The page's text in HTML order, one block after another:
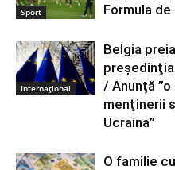
Sport
Formula
Internațional
Belgia
/ Anunță
menţinerii
Ucraina”
O familie